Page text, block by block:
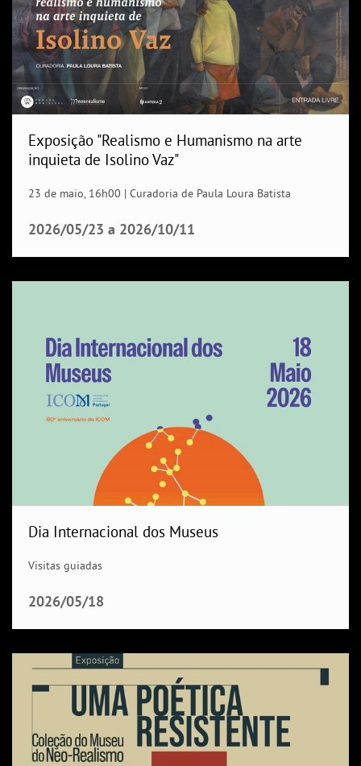
Exposição "Realismo e Humanismo na arte
inquieta de Isolino Vaz"
23 de maio, 16h00 | Curadoria de Paula Loura Batista
2026/05/23 a 2026/10/11
Dia Internacional dos Museus
Visitas guiadas
2026/05/18